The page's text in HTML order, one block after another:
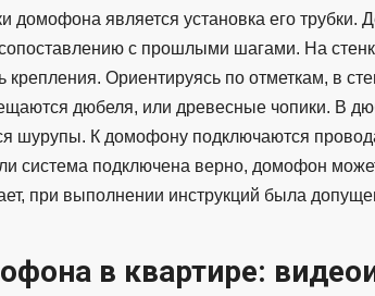
домофона является установка его трубки.
с прошлыми шагами. На
Ориентируясь по отметкам, в
дюбеля, или древесные чопики. В
шурупы. К домофону подключаются
система подключена верно, домофон
при выполнении инструкций была
в квартире: